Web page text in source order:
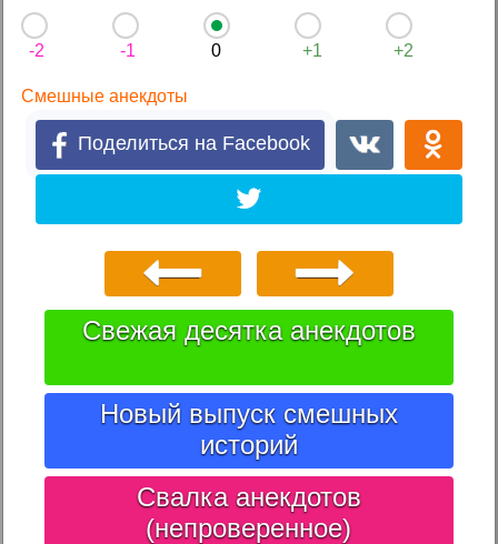
-2 -1 0 +1 +2
Смешные анекдоты
Поделиться на Facebook
Свежая десятка анекдотов
Новый выпуск смешных
историй
Свалка анекдотов
(непроверенное)